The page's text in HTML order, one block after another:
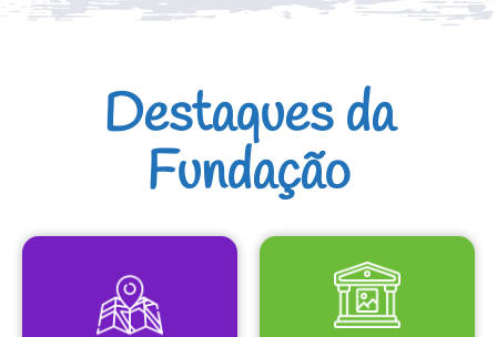
Destaques da
Fundação
MAPA CULTURAL EQUIPAMENTOS
CULTURAIS